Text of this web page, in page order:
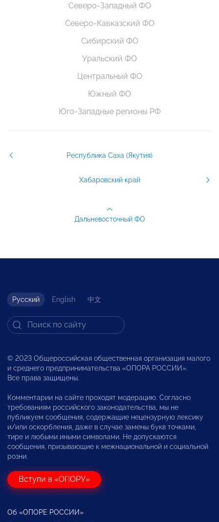
Северо-Западный ФО
Северо-Кавказский ФО
Сибирский ФО
Уральский ФО
Центральный ФО
Южный ФО
Юго-Западные регионы РФ
Республика Саха (Якутия)
Хабаровский край
Дальневосточный ФО
Русский English 中文
© 2023 Общероссийская общественная организация малого
и среднего предпринимательства «ОПОРА РОССИИ».
Все права защищены.
Комментарии на сайте проходят модерацию. Согласно
требованиям российского законодательства, мы не
публикуем сообщения, содержащие нецензурную лексику
и/или оскорбления, даже в случае замены букв точками,
тире и любыми иными символами. Не допускаются
сообщения, призывающие к межнациональной и социальной
розни.
Вступи в «ОПОРУ»
Об «ОПОРЕ РОССИИ»